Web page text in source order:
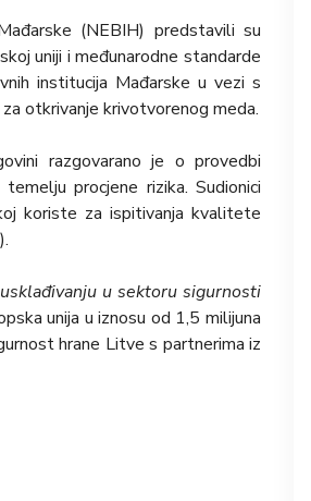
(NEBIH) predstavili su
uniji i međunarodne standarde
institucija Mađarske u vezi s
otkrivanje krivotvorenog meda.
razgovarano je o provedbi
procjene rizika. Sudionici
koriste za ispitivanja kvalitete
u sektoru sigurnosti
unija u iznosu od 1,5 milijuna
hrane Litve s partnerima iz